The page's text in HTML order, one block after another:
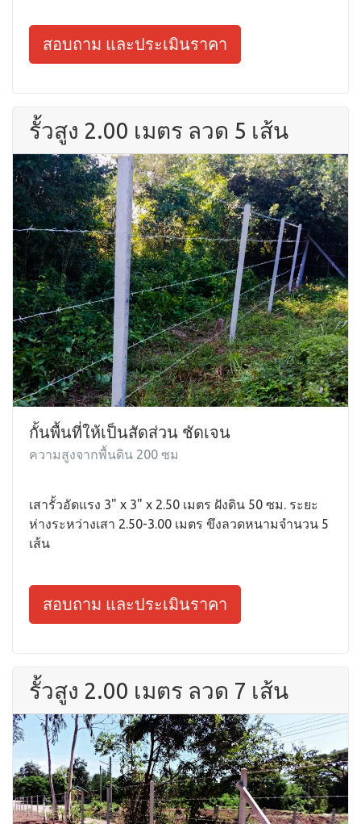
สอบถาม และประเมินราคา
รั้วสูง 2.00 เมตร ลวด 5 เส้น
กั้นพื้นที่ให้เป็นสัดส่วน ชัดเจน
ความสูงจากพื้นดิน 200 ซม
เสารั้วอัดแรง 3" x 3" x 2.50 เมตร ฝังดิน 50 ซม. ระยะ
ห่างระหว่างเสา 2.50-3.00 เมตร ขึงลวดหนามจำนวน 5
เส้น
สอบถาม และประเมินราคา
รั้วสูง 2.00 เมตร ลวด 7 เส้น